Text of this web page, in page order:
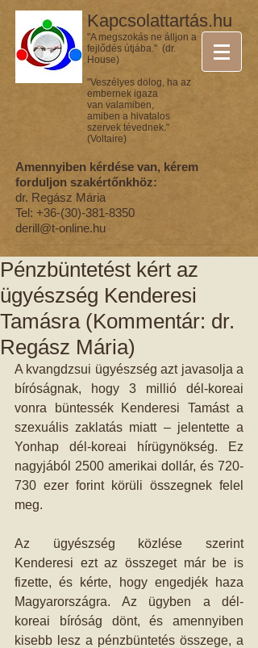
Kapcsolattartás.hu
"A megszokás ne álljon a
fejlődés útjába." (dr.
House)
"Veszélyes dolog, ha az
embernek igaza
van valamiben,
amiben a hivatalos
szervek tévednek."
(Voltaire)
Amennyiben kérdése van, kérem
forduljon szakértőnkhöz:
dr. Regász Mária
Tel: +36-(30)-381-8350
derill@t-online.hu
Pénzbüntetést kért az
ügyészség Kenderesi
Tamásra (Kommentár: dr.
Regász Mária)
A kvangdzsui ügyészség azt javasolja a
bíróságnak, hogy 3 millió dél-koreai
vonra büntessék Kenderesi Tamást a
szexuális zaklatás miatt – jelentette a
Yonhap dél-koreai hírügynökség. Ez
nagyjából 2500 amerikai dollár, és 720-
730 ezer forint körüli összegnek felel
meg.
Az ügyészség közlése szerint
Kenderesi ezt az összeget már be is
fizette, és kérte, hogy engedjék haza
Magyarországra. Az ügyben a dél-
koreai bíróság dönt, és amennyiben
kisebb lesz a pénzbüntetés összege, a